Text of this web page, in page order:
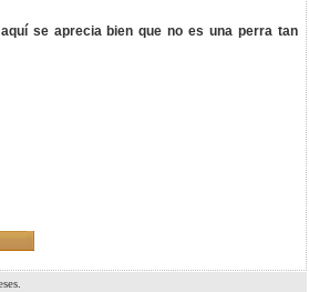
se aprecia bien que no es una perra tan